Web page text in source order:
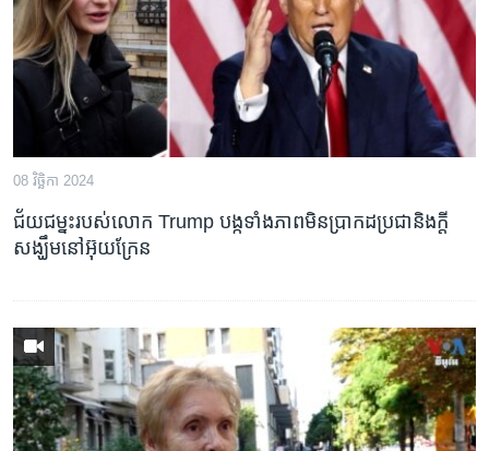
08 វិច្ឆិកា 2024
ជ័យជម្នះ​របស់លោក Trump បង្ក​ទាំង​ភាព​មិន​ប្រាកដប្រជានិង​ក្តី
សង្ឃឹមនៅ​អ៊ុយក្រែន